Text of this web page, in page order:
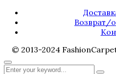
Возврат/
© 2013-2024